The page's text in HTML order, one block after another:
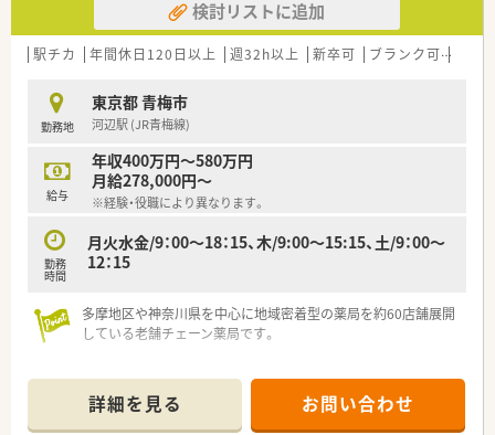
検討リストに追加
駅チカ 年間休日120日以上 週32h以上 新卒可 ブランク可
勤務地
東京都 青梅市
河辺駅 (JR青梅線)
給与
年収400万円～580万円
月給278,000円～
※経験・役職により異なります。
勤務
時間
月火水金/9：00～18：15、木/9:00～15:15、土/9：00～
12：15
多摩地区や神奈川県を中心に地域密着型の薬局を約60店舗展開
している老舗チェーン薬局です。
◆年間休日は123日以上！
◆産休育休の取得者は多数、復帰率も90％以上です
詳細を見る お問い合わせ